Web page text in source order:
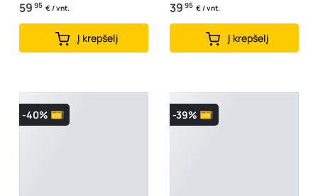
59 95 € / vnt.
Į krepšelį
39 95 € / vnt.
Į krepšelį
-40% -39%